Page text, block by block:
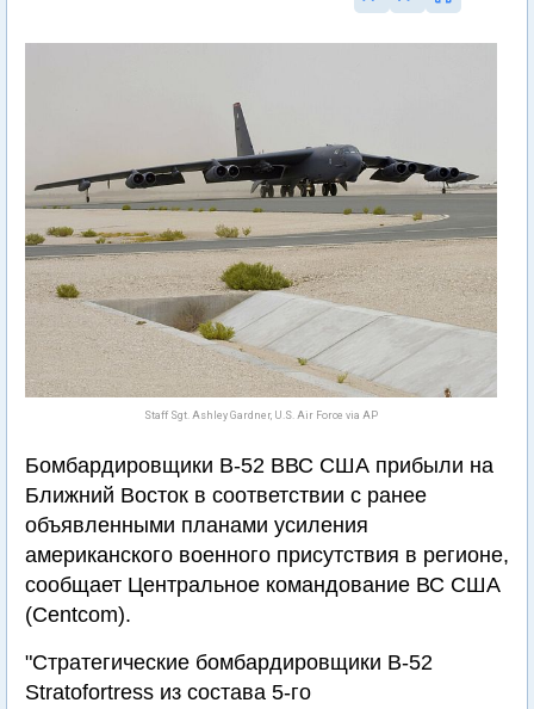
Staff Sgt. Ashley Gardner, U.S. Air Force via AP
Бомбардировщики В-52 ВВС США прибыли на
Ближний Восток в соответствии с ранее
объявленными планами усиления
американского военного присутствия в регионе,
сообщает Центральное командование ВС США
(Centcom).
"Стратегические бомбардировщики B-52
Stratofortress из состава 5-го